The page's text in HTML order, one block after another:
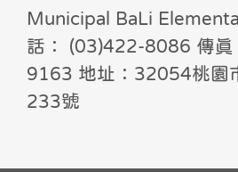
Municipal BaLi
話： (03)422-8086 傳
9163 地址：32054桃園
233號